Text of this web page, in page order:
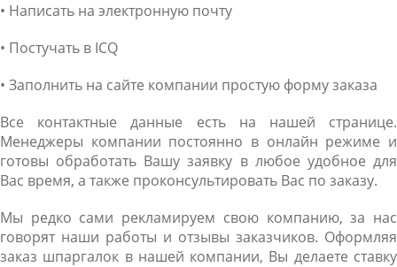
• Написать на электронную почту
• Постучать в ICQ
• Заполнить на сайте компании простую форму заказа
Все контактные данные есть на нашей странице.
Менеджеры компании постоянно в онлайн режиме и
готовы обработать Вашу заявку в любое удобное для
Вас время, а также проконсультировать Вас по заказу.
Мы редко сами рекламируем свою компанию, за нас
говорят наши работы и отзывы заказчиков. Оформляя
заказ шпаргалок в нашей компании, Вы делаете ставку